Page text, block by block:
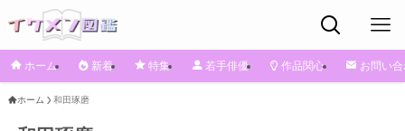
ホーム 新着 特集 若手俳優 作品関心 お問い
ホーム 和田琢磨